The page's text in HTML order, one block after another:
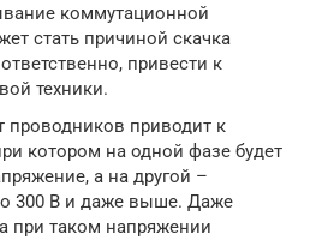
коммутационной
стать причиной скачка
привести к
техники.
проводников приводит к
котором на одной фазе будет
а на другой –
300 В и даже выше. Даже
при таком напряжении